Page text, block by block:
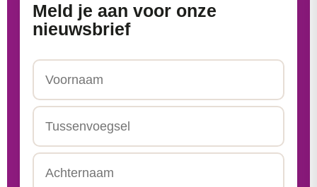
Meld je aan voor onze
nieuwsbrief
Voornaam
Tussenvoegsel